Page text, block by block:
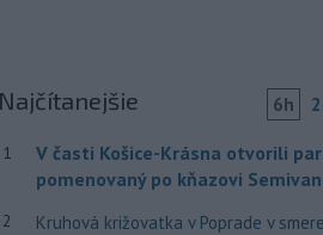
Najčítanejšie 6h
1
V časti Košice-Krásna otvorili
pomenovaný po kňazovi
2
Kruhová križovatka v Poprade v